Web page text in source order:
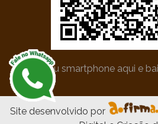
*Utilize seu smartphone aqui e
Site desenvolvido por